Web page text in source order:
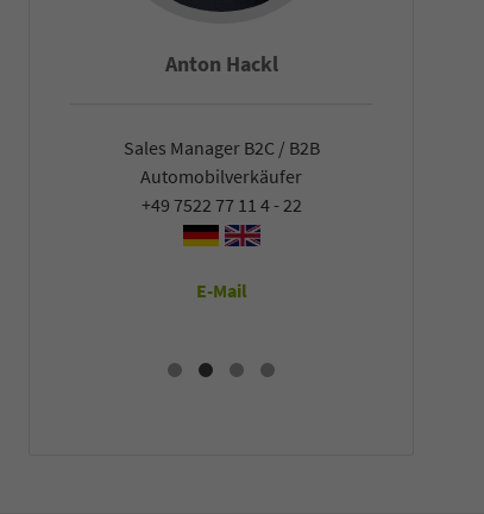
Falco Heck
Sales Manager B2C / B2B
Automobilverkäufer
+49 7522 77 11 4 - 22
E-Mail